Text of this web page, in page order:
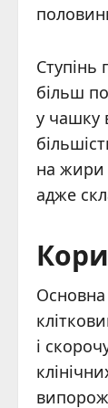
Ступінь
більш
у чашку
на жири
адже
Основна
і